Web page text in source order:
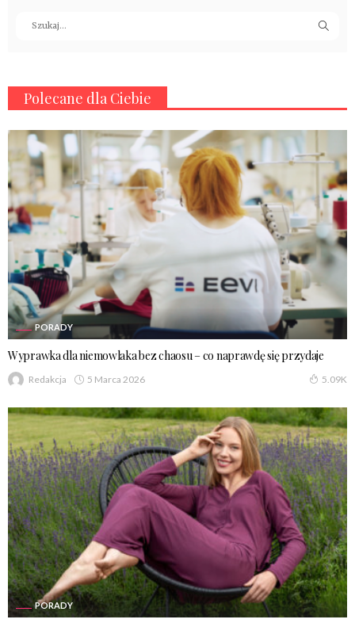
Polecane dla Ciebie
PORADY
Wyprawka dla niemowlaka bez chaosu – co naprawdę się przydaje
Redakcja 5 Marca 2026 5.09K
PORADY